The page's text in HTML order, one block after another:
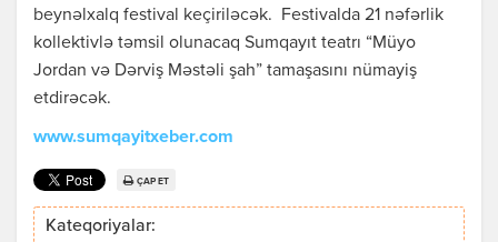
beynəlxalq festival keçiriləcək. Festivalda 21 nəfərlik
kollektivlə təmsil olunacaq Sumqayıt teatrı “Müyo
Jordan və Dərviş Məstəli şah” tamaşasını nümayiş
etdirəcək.
www.sumqayitxeber.com
ÇAP ET
Kateqoriyalar: